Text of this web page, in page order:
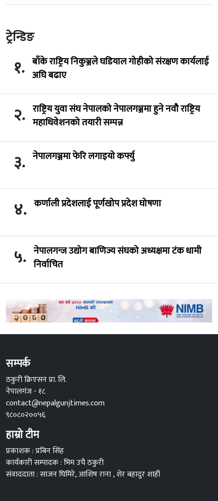
ट्रेन्डिङ
१. बाँके राष्ट्रिय निकुञ्जले घडियाल गोहीको संरक्षण कार्यलाई
अघि बढाए
२. राष्ट्रिय युवा संघ नेपालको नेपालगञ्जमा हुने नवौ राष्ट्रिय
महाधिवेशनको तयारी सम्पन्न
३. नेपालगञ्जमा फेरि लगाइयो कर्फ्यु
४. कर्णाली प्रदेशलाई पूर्णखोप प्रदेश घोषणा
५. नेपालगन्ज उद्योग बाणिज्य संघको अध्यक्षमा टंक धामी
निर्वाचित
सम्पर्क
ठकुरी क्रिएसन प्रा. लि.
नेपालगंज - १८
contact@nepalgunjtimes.com
९८०८०२००५६
हाम्रो टीम
प्रकाशक : प्रबिन सिंह
कार्यकारी सम्पादक : भिम उचै ठकुरी
संवाददाता : साजन घिमिरे, आशिष राना , शेर बहादुर शाही